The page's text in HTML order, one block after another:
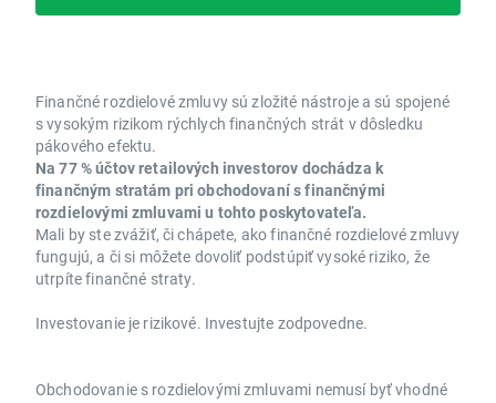
Finančné rozdielové zmluvy sú zložité nástroje a sú spojené
s vysokým rizikom rýchlych finančných strát v dôsledku
pákového efektu.
Na 77 % účtov retailových investorov dochádza k
finančným stratám pri obchodovaní s finančnými
rozdielovými zmluvami u tohto poskytovateľa.
Mali by ste zvážiť, či chápete, ako finančné rozdielové zmluvy
fungujú, a či si môžete dovoliť podstúpiť vysoké riziko, že
utrpíte finančné straty.
Investovanie je rizikové. Investujte zodpovedne.
Obchodovanie s rozdielovými zmluvami nemusí byť vhodné